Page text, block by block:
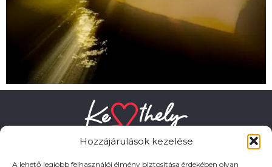
Hozzájárulások kezelése
A lehető legjobb felhasználói élmény biztosítása érdekében olyan